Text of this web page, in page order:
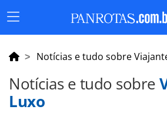
Menu
Principal
Notícias e tudo sobre
Notícias e tudo sobre
Luxo